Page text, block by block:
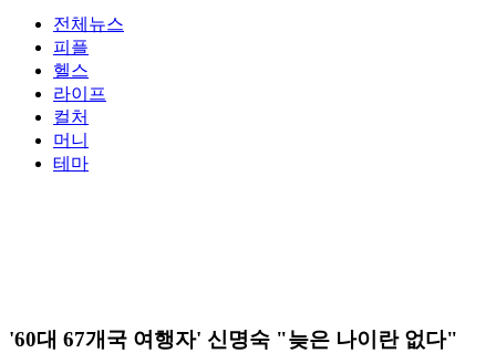
전체뉴스
피플
헬스
라이프
컬처
머니
테마
'60대 67개국 여행자' 신명숙 "늦은 나이란 없다"